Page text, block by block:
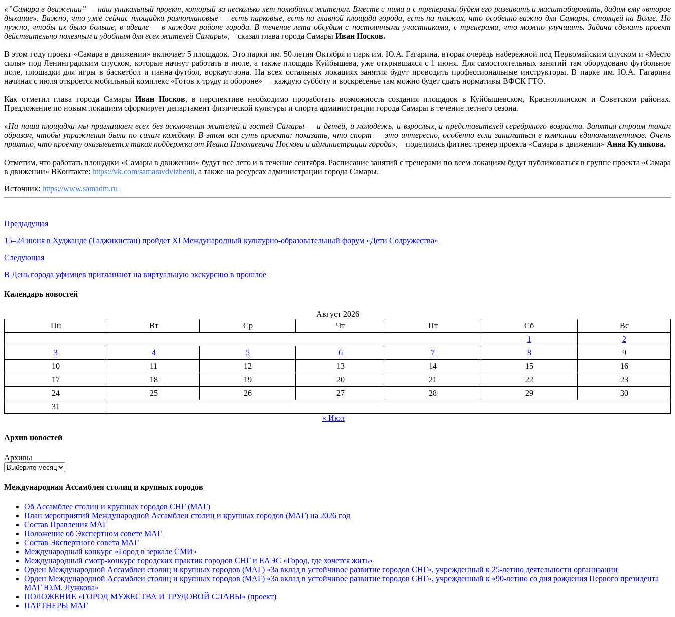
—
наш
уникальный
проект,
будем
развивать
вместе
с
«”Самара в движении” — наш уникальный проект, который за несколько лет полюбился жителям. Вместе с ними и с тренерами будем его развивать и масштабировать, дадим ему «второе
дыхание». Важно, что уже сейчас площадки разноплановые — есть парковые, есть на главной площади города, есть на пляжах, что особенно важно для Самары, стоящей на Волге. Но
нужно, чтобы их было больше, в идеале — в каждом районе города. В течение лета обсудим с постоянными участниками, с тренерами, что можно улучшить. Задача сделать проект
действительно полезным и удобным для всех жителей Самары», – сказал глава города Самары Иван Носков.
В этом году проект «Самара в движении» включает 5 площадок. Это парки им. 50-летия Октября и парк им. Ю.А. Гагарина, вторая очередь набережной под Первомайским спуском и «Место
силы» под Ленинградским спуском, которые начнут работать в июле, а также площадь Куйбышева, уже открывшаяся с 1 июня. Для самостоятельных занятий там оборудовано футбольное
поле, площадки для игры в баскетбол и панна-футбол, воркаут-зона. На всех остальных локациях занятия будут проводить профессиональные инструкторы. В парке им. Ю.А. Гагарина
начиная с июля откроется мобильный комплекс «Готов к труду и обороне» — каждую субботу и воскресенье там можно будет сдать нормативы ВФСК ГТО.
Как отметил глава города СамарыИван Носков, в перспективе необходимо проработать возможность создания площадок в Куйбышевском, Красноглинском и Советском районах.
Предложение по новым локациям сформирует департамент физической культуры и спорта администрации города Самары в течение летнего сезона.
«На наши площадки мы приглашаем всех без исключения жителей и гостей Самары — и детей, и молодежь, и взрослых, и представителей серебряного возраста. Занятия строим таким
образом, чтобы упражнения были по силам каждому. В этом вся суть проекта: показать, что спорт — это интересно, особенно если заниматься в компании единомышленников. Очень
приятно, что проекту оказывается такая поддержка от Ивана Николаевича Носкова и администрации города», – поделилась фитнес-тренер проекта «Самара в движении» Анна Куликова.
Отметим, что работать площадки «Самары в движении» будут все лето и в течение сентября. Расписание занятий с тренерами по всем локациям будут публиковаться в группе проекта «Самара
в движении» ВКонтакте: https://vk.com/samaravdvizhenii, а также на ресурсах администрации города Самары.
Источник: https://www.samadm.ru
Предыдущая
15–24 июня в Худжанде (Таджикистан) пройдет XI Международный культурно-образовательный форум «Дети Содружества»
Следующая
В День города уфимцев приглашают на виртуальную экскурсию в прошлое
Календарь новостей
Август 2026
Пн
Вт Ср Чт Пт Сб
Вс
1
2
3
4 5 6 7 8
9
10
11 12 13 14 15
16
17
18 19 20 21 22
23
24
25 26 27 28 29
30
31
« Июл
Архив новостей
Архивы
Международная Ассамблея столиц и крупных городов
Об Ассамблее столиц и крупных городов СНГ (МАГ)
План мероприятий Международной Ассамблеи столиц и крупных городов (МАГ) на 2026 год
Состав Правления МАГ
Положение об Экспертном совете МАГ
Состав Экспертного совета МАГ
Международный конкурс «Город в зеркале СМИ»
Международный смотр-конкурс городских практик городов СНГ и ЕАЭС «Город, где хочется жить»
Орден Международной Ассамблеи столиц и крупных городов (МАГ) «За вклад в устойчивое развитие городов СНГ», учрежденный к 25-летию деятельности организации
Орден Международной Ассамблеи столиц и крупных городов (МАГ) «За вклад в устойчивое развитие городов СНГ», учрежденный к «90-летию со дня рождения Первого президента
МАГ Ю.М. Лужкова»
ПОЛОЖЕНИЕ «ГОРОД МУЖЕСТВА И ТРУДОВОЙ СЛАВЫ» (проект)
ПАРТНЕРЫ МАГ